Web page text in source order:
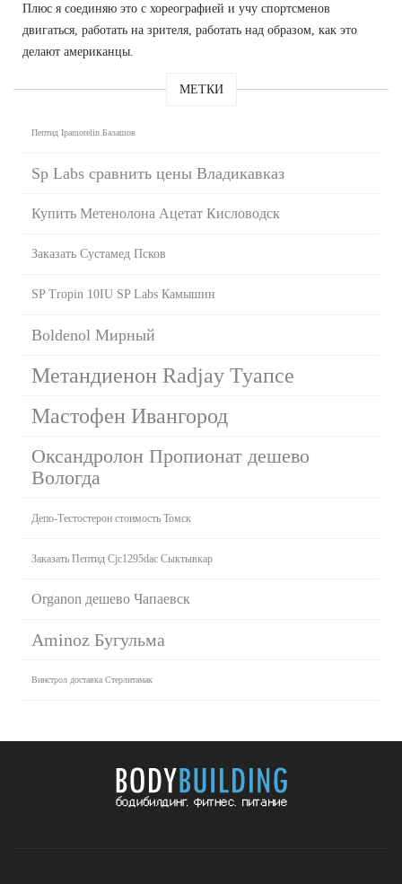
Плюс я соединяю это с хореографией и учу спортсменов
двигаться, работать на зрителя, работать над образом, как это
делают американцы.
МЕТКИ
Пептид Ipamorelin Балашов
Sp Labs сравнить цены Владикавказ
Купить Метенолона Ацетат Кисловодск
Заказать Сустамед Псков
SP Tropin 10IU SP Labs Камышин
Boldenol Мирный
Метандиенон Radjay Туапсе
Мастофен Ивангород
Оксандролон Пропионат дешево
Вологда
Депо-Тестостерон стоимость Томск
Заказать Пептид Cjc1295dac Сыктывкар
Organon дешево Чапаевск
Aminoz Бугульма
Винстрол доставка Стерлитамак